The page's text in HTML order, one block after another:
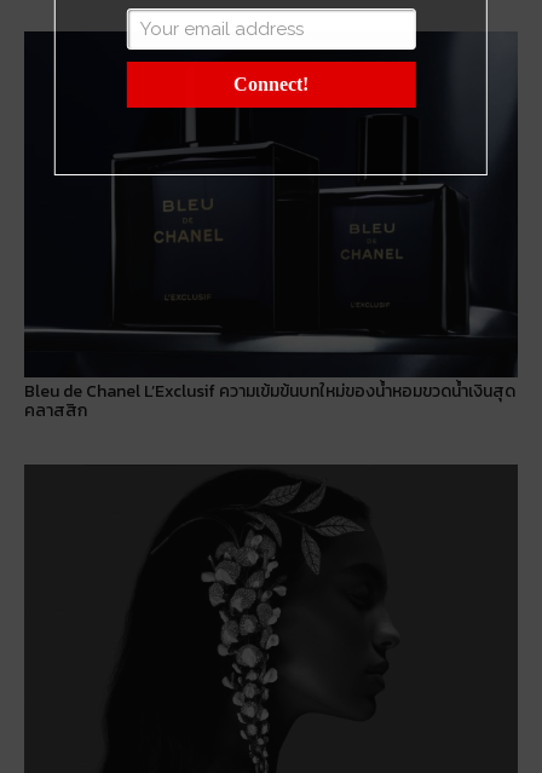
Bleu de Chanel L’Exclusif ความเข้มข้นบทใหม่ของน้ำหอมขวดน้ำเงินสุด
คลาสสิก
Connect!